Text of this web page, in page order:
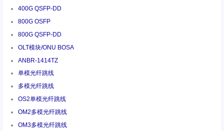
400G QSFP-DD
800G OSFP
800G QSFP-DD
OLT模块/ONU BOSA
ANBR-1414TZ
单模光纤跳线
多模光纤跳线
OS2单模光纤跳线
OM2多模光纤跳线
OM3多模光纤跳线